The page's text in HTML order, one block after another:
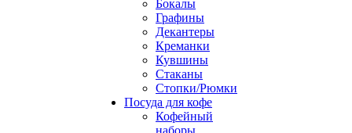
Бокалы
Графины
Декантеры
Креманки
Кувшины
Стаканы
Стопки/Рюмки
Посуда для кофе
Кофейный
наборы